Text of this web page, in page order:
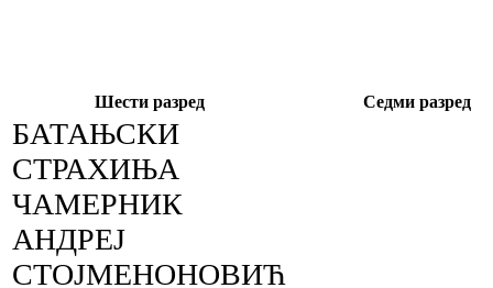
Шести разред Седми разред
БАТАЊСКИ
СТРАХИЊА
ЧАМЕРНИК
АНДРЕЈ
СТОЈМЕНОНОВИЋ